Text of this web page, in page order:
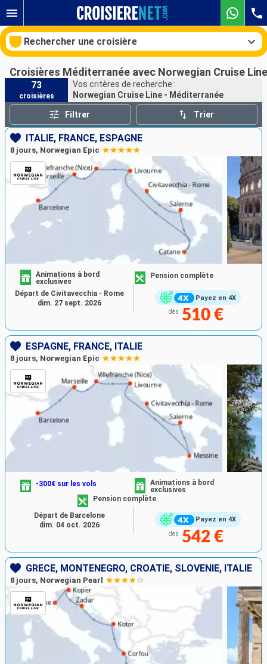
Rechercher une croisière
Nos destinations
Mois de départ
Ports Compagnies
Rechercher
Croisières Méditerranée avec Norwegian Cruise Line
73
croisières
Vos critères de recherche :
Norwegian Cruise Line - Méditerranée
Filtrer Trier
ITALIE, FRANCE, ESPAGNE
8 jours, Norwegian Epic
Payez en 4X
Animations à bord
exclusives
Pension complète
dès 510 €
Départ de Civitavecchia - Rome
dim. 27 sept. 2026
ESPAGNE, FRANCE, ITALIE
8 jours, Norwegian Epic
Payez en 4X
-300€ sur les vols
Animations à bord
exclusives
Pension complète
dès 542 €
Départ de Barcelone
dim. 04 oct. 2026
GRÈCE, MONTÉNÉGRO, CROATIE, SLOVÉNIE, ITALIE
8 jours, Norwegian Pearl